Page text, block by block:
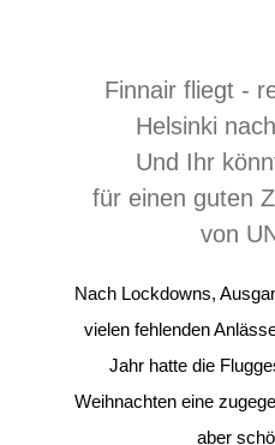
Finnair fliegt -
Helsinki
Und Ihr
für einen guten
von
Nach Lockdowns,
vielen fehlenden
Jahr hatte die
Weihnachten eine
aber